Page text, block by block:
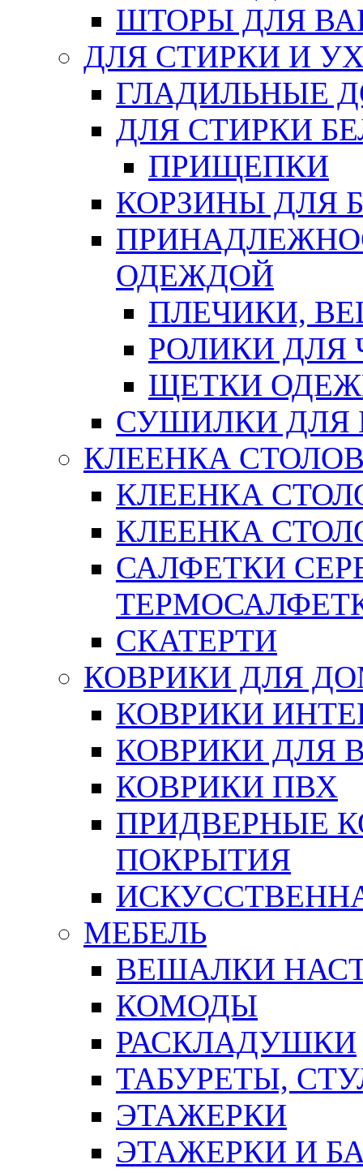
ШТОРЫ ДЛЯ
ДЛЯ СТИРКИ И
ГЛАДИЛЬНЫЕ
ДЛЯ СТИРКИ
ПРИЩЕПКИ
КОРЗИНЫ ДЛЯ
ОДЕЖДОЙ
ПЛЕЧИКИ,
РОЛИКИ ДЛЯ
ЩЕТКИ
СУШИЛКИ ДЛЯ
КЛЕЕНКА
КЛЕЕНКА
КЛЕЕНКА
САЛФЕТКИ
СКАТЕРТИ
КОВРИКИ ДЛЯ
КОВРИКИ
КОВРИКИ ДЛЯ
КОВРИКИ ПВХ
ПРИДВЕРНЫЕ
ПОКРЫТИЯ
МЕБЕЛЬ
ВЕШАЛКИ
КОМОДЫ
РАСКЛАДУШКИ
ТАБУРЕТЫ,
ЭТАЖЕРКИ
ЭТАЖЕРКИ И